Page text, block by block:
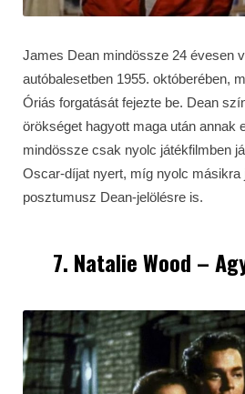
James Dean mindössze 24 évesen
autóbalesetben 1955. októberében,
Óriás forgatását fejezte be. Dean
örökséget hagyott maga után annak
mindössze csak nyolc játékfilmben
Oscar-díjat nyert, míg nyolc másikra
posztumusz Dean-jelölésre is.
7. Natalie Wood –